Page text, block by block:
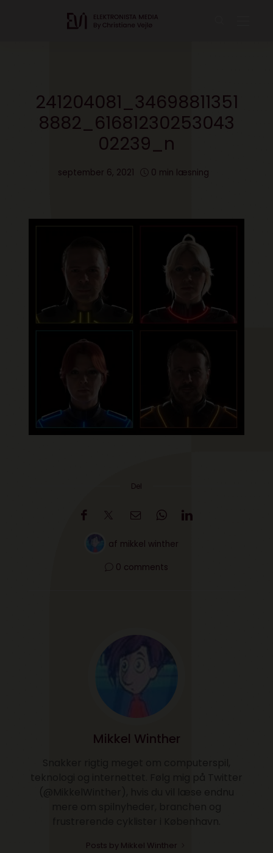
241204081_34698811351
8882_61681230253043
02239_n
september 6, 2021 0 min læsning
Del
af mikkel winther
0 comments
Mikkel Winther
Posts by Mikkel Winther